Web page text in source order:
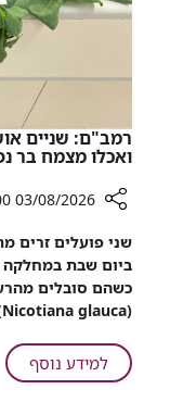
רמב"ם: שניים
ואכלו מצמח בר
שיתוף
רמב"ם:
שניים
אושפזו
בטיפול
נמרץ
03/08/2026 11:00
ביום שבת במחלקה
כשהם סובלים
(Nicotiana glauca).
למידע נוסףעל